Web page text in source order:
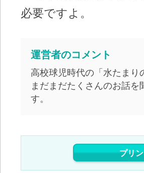
必要ですよ。
運営者のコメント
高校球児時代の「水たま
まだまだたくさんのお話
す。
プリ